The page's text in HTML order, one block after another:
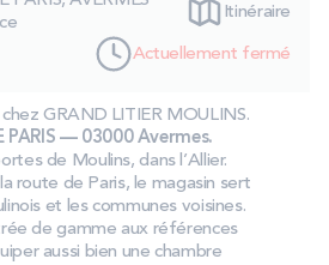
Itinéraire
Actuellement fermé
GRAND LITIER MOULINS.
PARIS — 03000 Avermes.
de Moulins, dans l’Allier.
la route de Paris, le magasin sert
et les communes voisines.
de gamme aux références
aussi bien une chambre